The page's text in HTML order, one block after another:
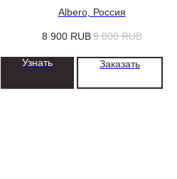
Albero, Россия
8 900 RUB9 800 RUB
Узнать Заказать